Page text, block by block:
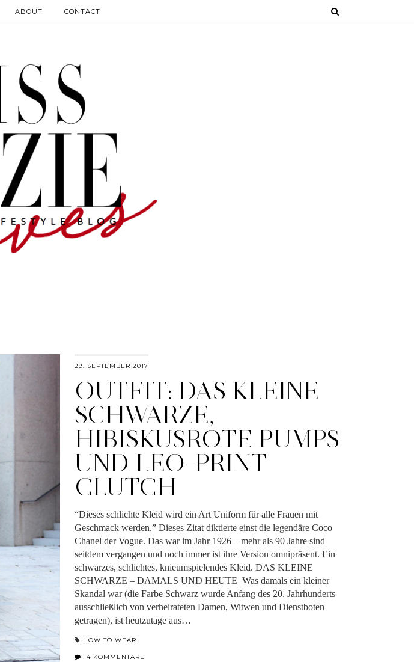
ABOUT CONTACT
29. SEPTEMBER 2017
OUTFIT: DAS KLEINE
SCHWARZE,
HIBISKUSROTE PUMPS
UND LEO-PRINT
CLUTCH
“Dieses schlichte Kleid wird ein Art Uniform für alle Frauen mit
Geschmack werden.” Dieses Zitat diktierte einst die legendäre Coco
Chanel der Vogue. Das war im Jahr 1926 – mehr als 90 Jahre sind
seitdem vergangen und noch immer ist ihre Version omnipräsent. Ein
schwarzes, schlichtes, knieumspielendes Kleid. DAS KLEINE
SCHWARZE – DAMALS UND HEUTE Was damals ein kleiner
Skandal war (die Farbe Schwarz wurde Anfang des 20. Jahrhunderts
ausschließlich von verheirateten Damen, Witwen und Dienstboten
getragen), ist heutzutage aus…
HOW TO WEAR
14 KOMMENTARE